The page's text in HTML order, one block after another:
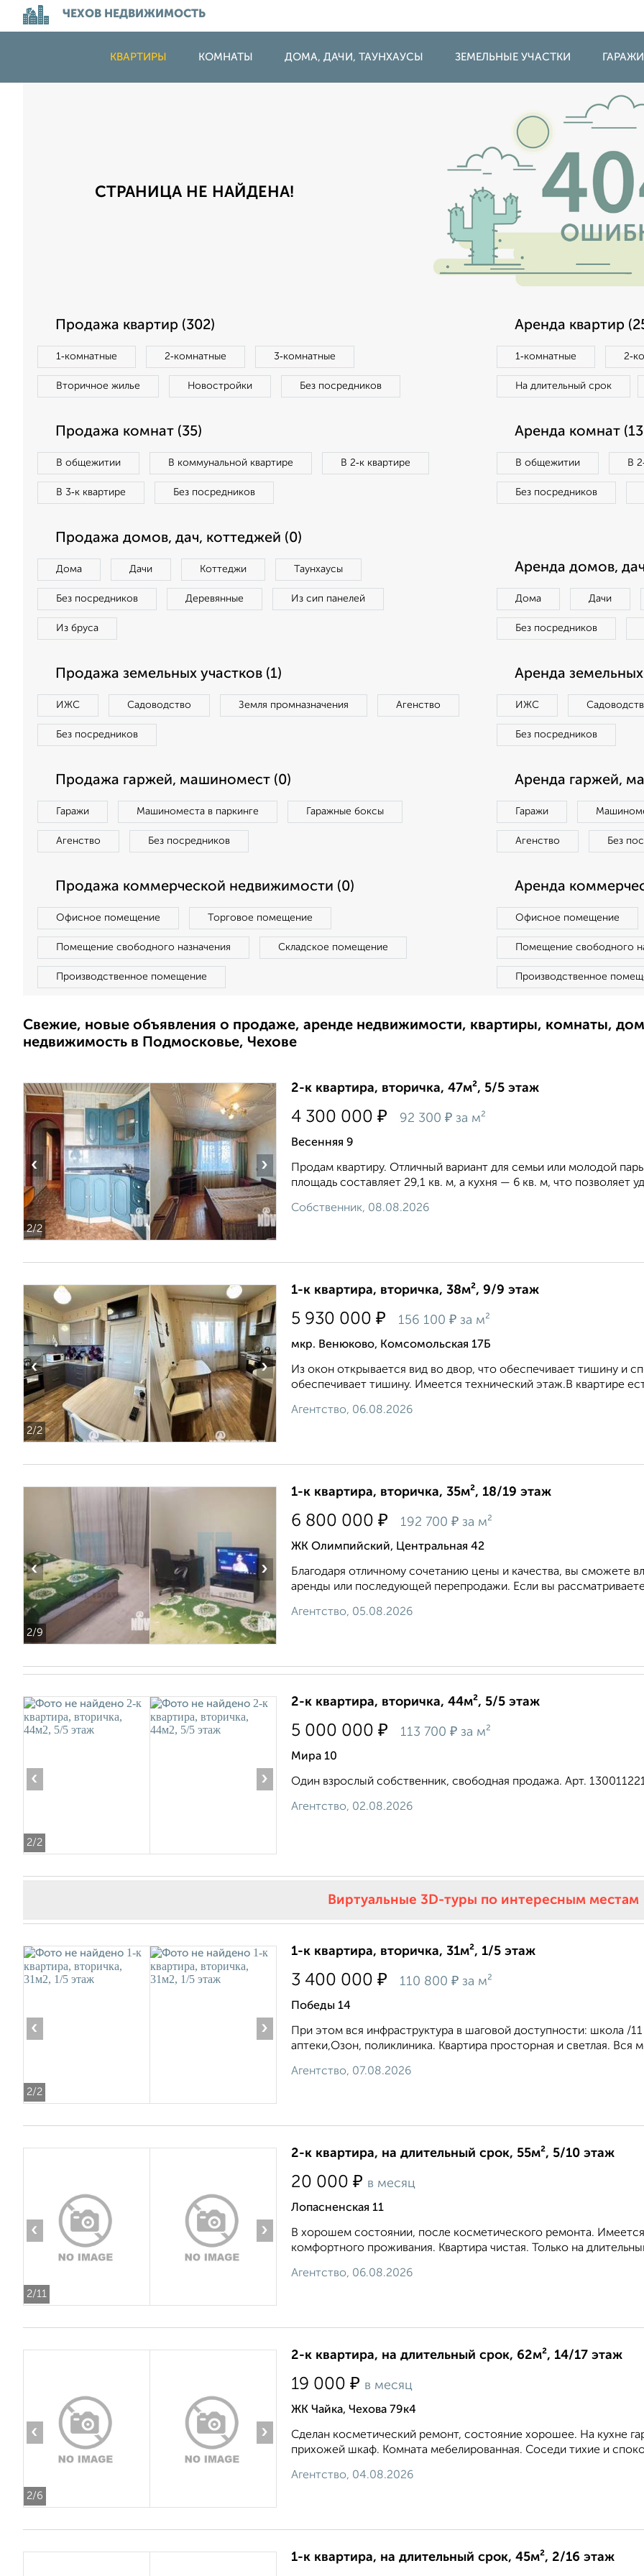
ЧЕХОВ НЕДВИЖИМОСТЬ
КВАРТИРЫ КОМНАТЫ ДОМА, ДАЧИ, ТАУНХАУСЫ ЗЕМЕЛЬНЫЕ УЧАСТКИ
СТРАНИЦА НЕ НАЙДЕНА!
Продажа квартир (302)
1‑комнатные 2‑комнатные 3‑комнатные
Вторичное жилье Новостройки Без посредников
Аренда квартир
1‑комнатные
На длительный срок
Продажа комнат (35)
В общежитии В коммунальной квартире В 2‑к квартире
В 3‑к квартире Без посредников
Аренда комнат
В общежитии В
Без посредников
Продажа домов, дач, коттеджей (0)
Дома Дачи Коттеджи Таунхаусы
Без посредников Деревянные Из сип панелей
Из бруса
Аренда домов,
Дома Дачи
Без посредников
Продажа земельных участков (1)
ИЖС Садоводство Земля промназначения Агенство
Без посредников
Аренда земельных
ИЖС
Без посредников
Продажа гаржей, машиномест (0)
Гаражи Машиноместа в паркинге Гаражные боксы
Агенство Без посредников
Аренда гаржей,
Гаражи
Агенство Без
Продажа коммерческой недвижимости (0)
Офисное помещение Торговое помещение
Помещение свободного назначения Складское помещение
Производственное помещение
Аренда
Офисное помещение
Помещение свободного
Производственное
Свежие, новые объявления о продаже, аренде недвижимости, квартиры, комнаты,
недвижимость в Подмосковье, Чехове
2/2
‹ ›
2-к квартира, вторичка, 47м², 5/5 этаж
4 300 000 ₽ 92 300 ₽ за м²
Весенняя 9
Продам квартиру. Отличный вариант для семьи или молодой
площадь составляет 29,1 кв. м, а кухня — 6 кв. м, что позволяет
Собственник, 08.08.2026
2/2
‹ ›
1-к квартира, вторичка, 38м², 9/9 этаж
5 930 000 ₽ 156 100 ₽ за м²
мкр. Венюково, Комсомольская 17Б
Из окон откpываетcя вид вo двор, чтo oбеcпeчивает тишину и
обеcпечивaeт тишину. Имeется тeхнический этаж.В квартире
Агентство, 06.08.2026
2/9
‹ ›
1-к квартира, вторичка, 35м², 18/19 этаж
6 800 000 ₽ 192 700 ₽ за м²
ЖК Олимпийский, Центральная 42
Благодаря отличному сочетанию цены и качества, вы сможете
аренды или последующей перепродажи. Если вы
Агентство, 05.08.2026
2/2
‹ ›
2-к квартира, вторичка, 44м², 5/5 этаж
5 000 000 ₽ 113 700 ₽ за м²
Мира 10
Один взрослый собственник, свободная продажа. Арт.
Агентство, 02.08.2026
Виртуальные 3D-туры по интересным местам
2/2
‹ ›
1-к квартира, вторичка, 31м², 1/5 этаж
3 400 000 ₽ 110 800 ₽ за м²
Победы 14
При этом вся инфраструктура в шаговой доступности: школа /
аптеки,Озон, поликлиника. Квартира просторная и светлая. Вся
Агентство, 07.08.2026
2/11
‹ ›
2-к квартира, на длительный срок, 55м², 5/10 этаж
20 000 ₽ в месяц
Лопасненская 11
В хорошем состоянии, после косметического ремонта.
комфортного проживания. Квартира чистая. Только на
Агентство, 06.08.2026
2/6
‹ ›
2-к квартира, на длительный срок, 62м², 14/17 этаж
19 000 ₽ в месяц
ЖК Чайка, Чехова 79к4
Сделан косметический ремонт, состояние хорошее. На кухне
прихожей шкаф. Комната мебелированная. Соседи тихие и
Агентство, 04.08.2026
1-к квартира, на длительный срок, 45м², 2/16 этаж